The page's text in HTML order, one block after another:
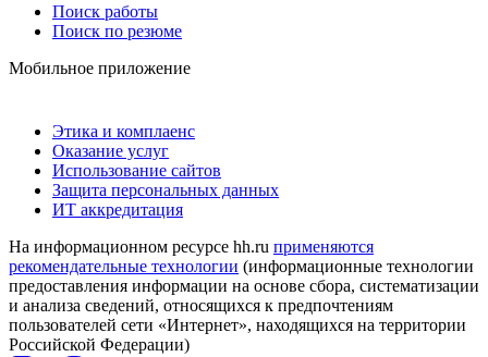
Поиск работы
Поиск по резюме
Мобильное приложение
Этика и комплаенс
Оказание услуг
Использование сайтов
Защита персональных данных
ИТ аккредитация
На информационном ресурсе hh.ru применяются
рекомендательные технологии (информационные технологии
предоставления информации на основе сбора, систематизации
и анализа сведений, относящихся к предпочтениям
пользователей сети «Интернет», находящихся на территории
Российской Федерации)